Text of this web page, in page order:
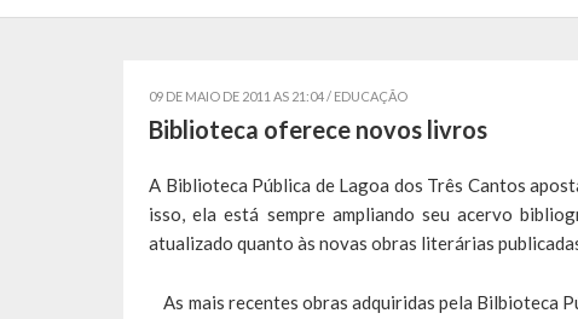
09 DE MAIO DE 2011 AS 21:04 / EDUCAÇÃO
Biblioteca oferece novos livros
A Biblioteca Pública de Lagoa dos Três Cantos
isso, ela está sempre ampliando seu acervo
atualizado quanto às novas obras literárias
As mais recentes obras adquiridas pela Bilbioteca